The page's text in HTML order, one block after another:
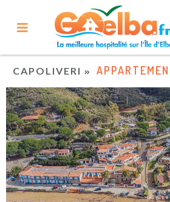
CAPOLIVERI